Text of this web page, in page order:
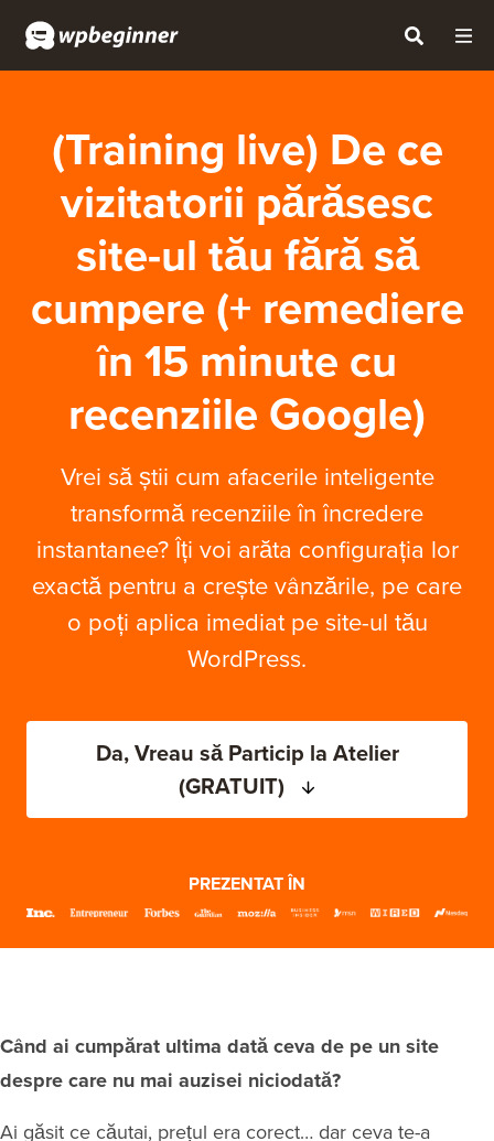
(Training live) De ce
vizitatorii părăsesc
site-ul tău fără să
cumpere (+ remediere
în 15 minute cu
recenziile Google)
Vrei să știi cum afacerile inteligente
transformă recenziile în încredere
instantanee? Îți voi arăta configurația lor
exactă pentru a crește vânzările, pe care
o poți aplica imediat pe site-ul tău
WordPress.
Da, Vreau să Particip la Atelier
(GRATUIT)
PREZENTAT ÎN
Când ai cumpărat ultima dată ceva de pe un site
despre care nu mai auzisei niciodată?
Ai găsit ce căutai, prețul era corect… dar ceva te-a